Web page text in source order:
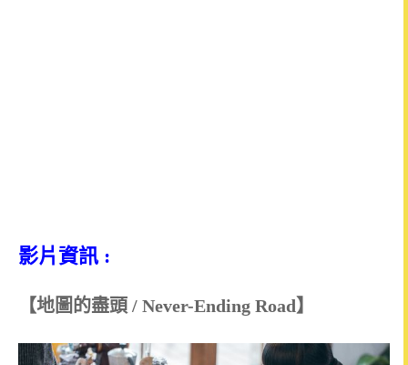
影片資訊 :
【地圖的盡頭 / Never-Ending Road】